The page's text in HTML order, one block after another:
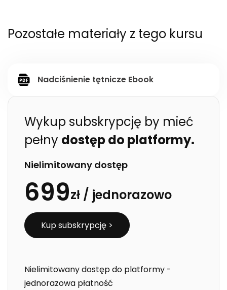
Pozostałe materiały z tego kursu
Nadciśnienie tętnicze Ebook
Wykup subskrypcję by mieć
pełny dostęp do platformy.
Nielimitowany dostęp
699zł / jednorazowo
Kup subskrypcję >
Nielimitowany dostęp do platformy -
jednorazowa płatność